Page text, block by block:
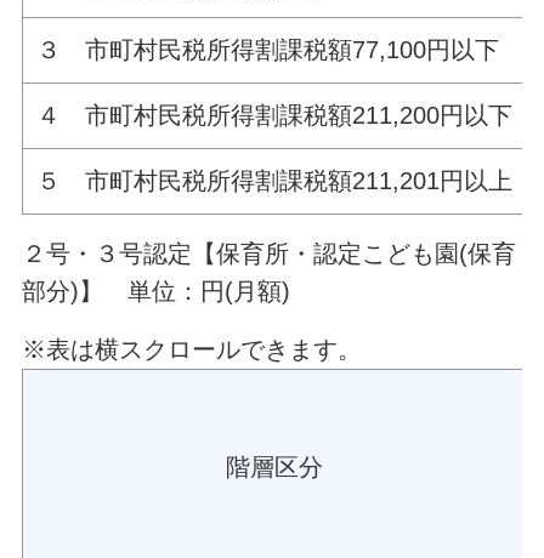
３ 市町村民税所得割課税額77,100円以下
４ 市町村民税所得割課税額211,200円以下
５ 市町村民税所得割課税額211,201円以上
２号・３号認定【保育所・認定こども園(保育
部分)】 単位：円(月額)
※表は横スクロールできます。
階層区分